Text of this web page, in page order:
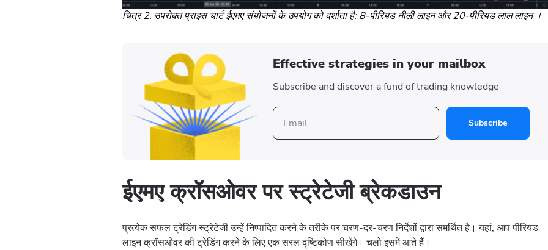
चित्र 2. उपरोक्त प्राइस चार्ट ईएमए संयोजनों के उपयोग को दर्शाता है: 8-पीरियड नीली लाइन और 20-पीरियड लाल लाइन ।
Effective strategies in your mailbox
Subscribe and discover a fund of trading knowledge
Subscribe
ईएमए क्रॉसओवर पर स्ट्रेटेजी ब्रेकडाउन
प्रत्येक सफल ट्रेडिंग स्ट्रेटेजी उन्हें निष्पादित करने के तरीके पर चरण-दर-चरण निर्देशों द्वारा समर्थित है। यहां, आप पीरियड
लाइन क्रॉसओवर की ट्रेडिंग करने के लिए एक सरल दृष्टिकोण सीखेंगे। चलो इसमें आते हैं।